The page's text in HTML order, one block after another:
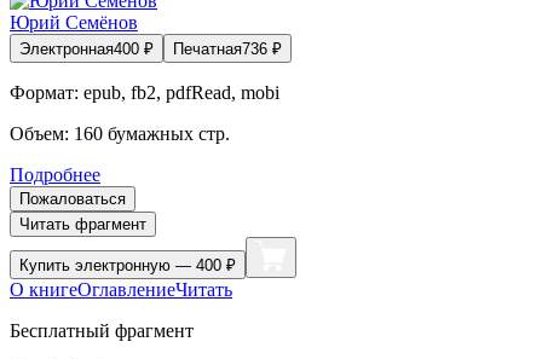
Юрий Семёнов
Электронная400 ₽ Печатная736 ₽
Формат: epub, fb2, pdfRead, mobi
Объем: 160 бумажных стр.
Подробнее
Пожаловаться
Читать фрагмент
Купить электронную — 400 ₽
О книгеОглавлениеЧитать
Бесплатный фрагмент